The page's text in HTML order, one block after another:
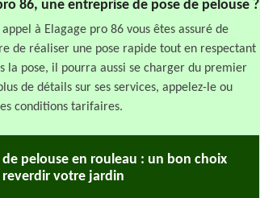
86, une entreprise de pose de pelouse ?
à Elagage pro 86 vous êtes assuré de
de réaliser une pose rapide tout en respectant
la pose, il pourra aussi se charger du premier
de détails sur ses services, appelez-le ou
conditions tarifaires.
de pelouse en rouleau : un bon choix
votre jardin